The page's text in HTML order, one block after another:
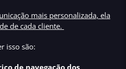
mais personalizada, ela
de cada cliente.
isso são:
de navegação dos